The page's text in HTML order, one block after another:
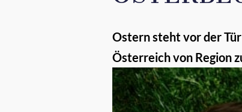
Ostern steht vor der
Österreich von Region